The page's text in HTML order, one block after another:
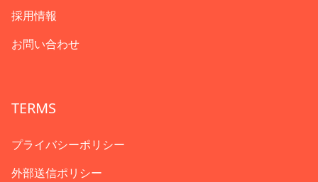
採用情報
お問い合わせ
TERMS
プライバシーポリシー
外部送信ポリシー